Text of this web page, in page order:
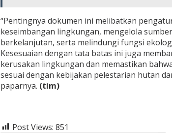
“Pentingnya dokumen ini melibatkan
keseimbangan lingkungan, mengelola
berkelanjutan, serta melindungi fungsi
Kesesuaian dengan tata batas ini juga
kerusakan lingkungan dan memastikan
sesuai dengan kebijakan pelestarian hutan
paparnya. (tim)
Post Views: 851